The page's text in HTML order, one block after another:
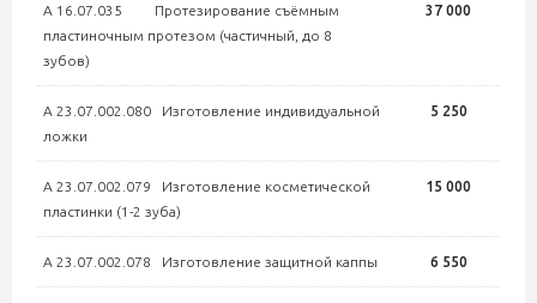
А 16.07.035 Протезирование съёмным
пластиночным протезом (частичный, до 8
зубов)
37 000
А 23.07.002.080 Изготовление индивидуальной
ложки
5 250
А 23.07.002.079 Изготовление косметической
пластинки (1-2 зуба)
15 000
А 23.07.002.078 Изготовление защитной каппы 6 550